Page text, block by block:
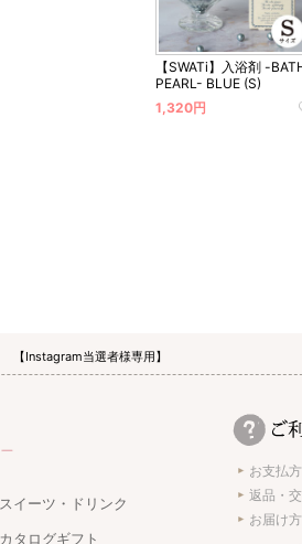
【SWATi】入浴剤 -
PEARL- BLUE (S)
1,320円
【Instagram当選者様専用】
スイーツ・ドリンク
カタログギフト
お支払
返品・
お届け